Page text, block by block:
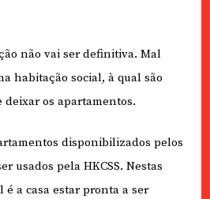
não vai ser definitiva. Mal
habitação social, à qual são
deixar os apartamentos.
disponibilizados pelos
usados pela HKCSS. Nestas
a casa estar pronta a ser